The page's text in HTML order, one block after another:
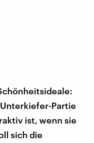
Partie
ist, wenn sie
sich die